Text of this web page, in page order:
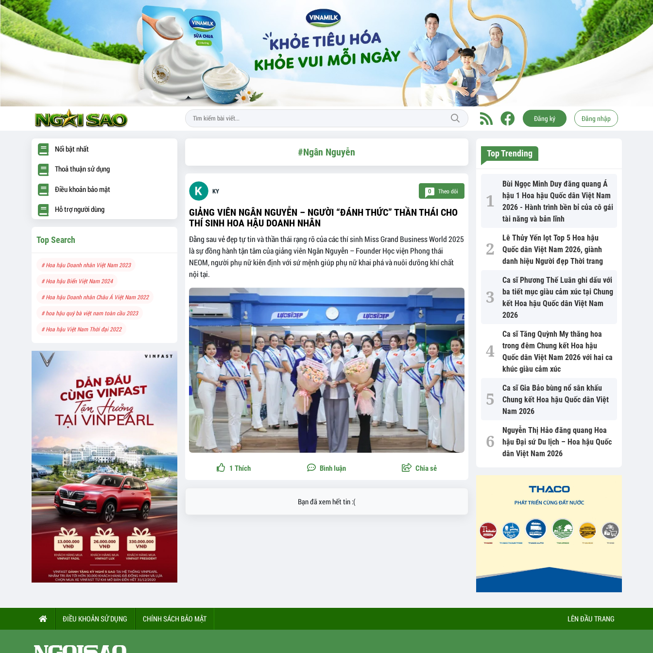
Đăng ký Đăng nhập
#Ngân Nguyễn
KY 0 Theo dõi
GIẢNG VIÊN NGÂN NGUYỄN – NGƯỜI “ĐÁNH THỨC” THẦN THÁI CHO
THÍ SINH HOA HẬU DOANH NHÂN
Đằng sau vẻ đẹp tự tin và thần thái rạng rỡ của các thí sinh Miss Grand Business World 2025
là sự đồng hành tận tâm của giảng viên Ngân Nguyễn – Founder Học viện Phong thái
NEOM, người phụ nữ kiên định với sứ mệnh giúp phụ nữ khai phá và nuôi dưỡng khí chất
nội tại.
1 Thích Bình luận Chia sẻ
Bạn đã xem hết tin :(
Nổi bật nhất
Thoả thuận sử dụng
Điều khoản bảo mật
Hỗ trợ người dùng
Top Search
# Hoa hậu Doanh nhân Việt Nam 2023
# Hoa hậu Biển Việt Nam 2024
# Hoa hậu Doanh nhân Châu Á Việt Nam 2022
# hoa hậu quý bà việt nam toàn cầu 2023
# Hoa hậu Việt Nam Thời đại 2022
Top Trending
Bùi Ngọc Minh Duy đăng quang Á
hậu 1 Hoa hậu Quốc dân Việt Nam
2026 - Hành trình bền bỉ của cô gái
tài năng và bản lĩnh
Lê Thủy Yến lọt Top 5 Hoa hậu
Quốc dân Việt Nam 2026, giành
danh hiệu Người đẹp Thời trang
Ca sĩ Phương Thế Luân ghi dấu với
ba tiết mục giàu cảm xúc tại Chung
kết Hoa hậu Quốc dân Việt Nam
2026
Ca sĩ Tăng Quỳnh My thăng hoa
trong đêm Chung kết Hoa hậu
Quốc dân Việt Nam 2026 với hai ca
khúc giàu cảm xúc
Ca sĩ Gia Bảo bùng nổ sân khấu
Chung kết Hoa hậu Quốc dân Việt
Nam 2026
Nguyễn Thị Hảo đăng quang Hoa
hậu Đại sứ Du lịch – Hoa hậu Quốc
dân Việt Nam 2026
ĐIỀU KHOẢN SỬ DỤNG CHÍNH SÁCH BẢO MẬT LÊN ĐẦU TRANG